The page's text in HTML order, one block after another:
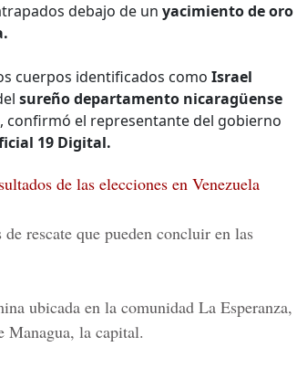
debajo de un yacimiento de oro
cuerpos identificados como Israel
sureño departamento nicaragüense
confirmó el representante del gobierno
19 Digital.
de las elecciones en Venezuela
rescate que pueden concluir en las
ubicada en la comunidad La Esperanza,
Managua, la capital.